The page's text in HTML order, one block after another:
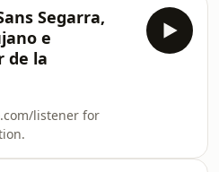
- En BLU JeansSee
listener for privacy
Segarra,
e
de la
listener for